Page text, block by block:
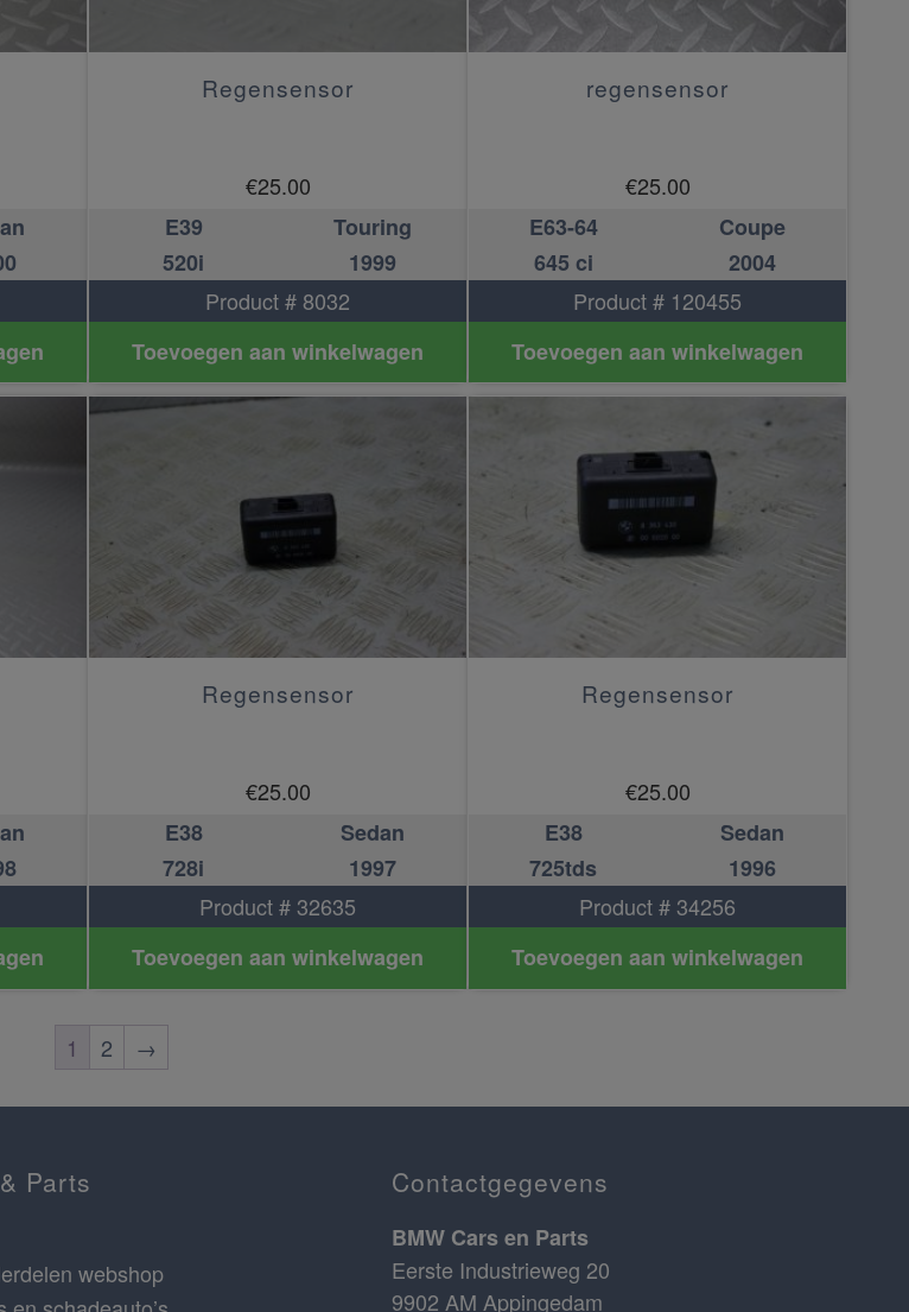
Regensensor
€25.00
E39
Touring
520i
1999
Product # 8032
Toevoegen aan winkelwagen
regensensor
€25.00
E63-64
Coupe
645 ci
2004
Product # 120455
Toevoegen aan winkelwagen
Regensensor
€25.00
E38
Sedan
728i
1997
Product # 32635
Toevoegen aan winkelwagen
Regensensor
€25.00
E38
Sedan
725tds
1996
Product # 34256
Toevoegen aan winkelwagen
1 2 →
Parts
webshop
Contactgegevens
BMW Cars en Parts
Eerste Industrieweg 20
9902 AM Appingedam